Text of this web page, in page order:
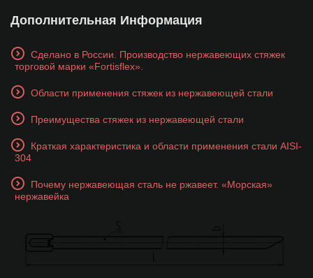
Дополнительная Информация
Сделано в России. Производство нержавеющих стяжек
торговой марки «Fortisflex».
Области применения стяжек из нержавеющей стали
Преимущества стяжек из нержавеющей стали
Краткая характеристика и области применения стали AISI-
304
Почему нержавеющая сталь не ржавеет. «Морская»
нержавейка